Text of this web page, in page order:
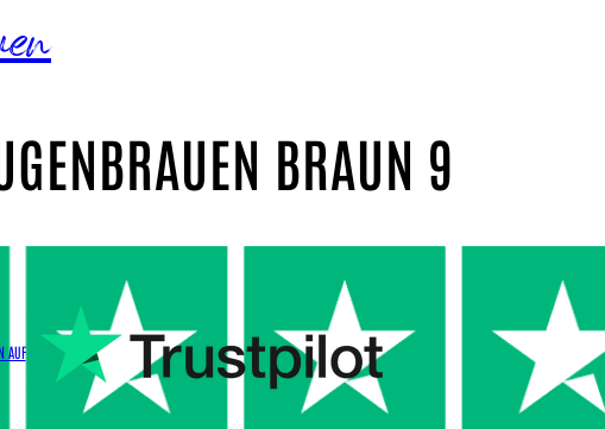
BRAUN 9
AUF